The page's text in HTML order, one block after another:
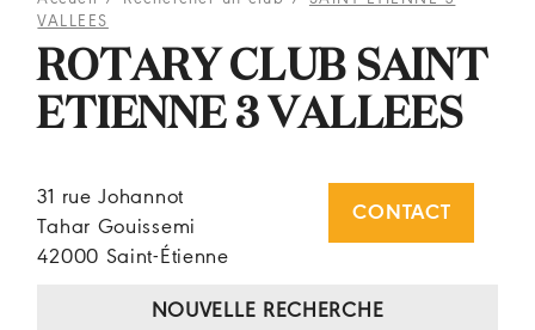
VALLEES
ROTARY CLUB SAINT
ETIENNE 3 VALLEES
31 rue Johannot
Tahar Gouissemi
42000 Saint-Étienne
CONTACT
NOUVELLE RECHERCHE